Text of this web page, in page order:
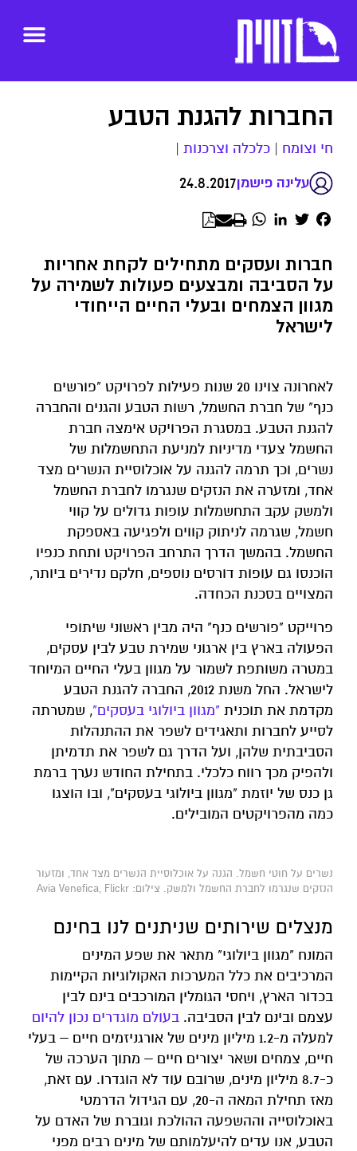
החברות להגנת הטבע
חי וצומח | כלכלה וצרכנות |
עלינה פישמן24.8.2017
Facebook
Twitter
LinkedIn
WhatsApp
חברות ועסקים מתחילים לקחת אחריות
על הסביבה ומבצעים פעולות לשמירה על
מגוון הצמחים ובעלי החיים הייחודי
לישראל
לאחרונה צוינו 20 שנות פעילות לפרויקט "פורשים
כנף" של חברת החשמל, רשות הטבע והגנים והחברה
להגנת הטבע. במסגרת הפרויקט אימצה חברת
החשמל צעדי מדיניות למניעת התחשמלות של
נשרים, וכך תרמה להגנה על אוכלוסיית הנשרים מצד
אחד, ומזערה את הנזקים שנגרמו לחברת החשמל
ולמשק עקב התחשמלות עופות גדולים על קווי
חשמל, שגרמה לניתוק קווים ולפגיעה באספקת
החשמל. בהמשך הדרך התרחב הפרויקט ותחת כנפיו
הוכנסו גם עופות דורסים נוספים, חלקם נדירים ביותר,
המצויים בסכנת הכחדה.
פרוייקט "פורשים כנף" היה מבין ראשוני שיתופי
הפעולה בארץ בין ארגוני שמירת טבע לבין עסקים,
במטרה משותפת לשמור על מגוון בעלי החיים המיוחד
לישראל. החל משנת 2012, החברה להגנת הטבע
מקדמת את תוכנית "מגוון ביולוגי בעסקים", שמטרתה
לסייע לחברות ותאגידים לשפר את ההתנהלות
הסביבתית שלהן, ועל הדרך גם לשפר את תדמיתן
ולהפיק מכך רווח כלכלי. בתחילת החודש נערך ברמת
גן כנס של יוזמת "מגוון ביולוגי בעסקים", ובו הוצגו
כמה מהפרויקטים המובילים.
נשרים על חוטי חשמל. הגנה על אוכלוסיית הנשרים מצד אחד, ומזעור
הנזקים שנגרמו לחברת החשמל ולמשק. צילום: Avia Venefica, Flickr
מנצלים שירותים שניתנים לנו בחינם
המונח "מגוון ביולוגי" מתאר את שפע המינים
המרכיבים את כלל המערכות האקולוגיות הקיימות
בכדור הארץ, ויחסי הגומלין המורכבים בינם לבין
עצמם ובינם לבין הסביבה. בעולם מוגדרים נכון להיום
למעלה מ-1.2 מיליון מינים של אורגניזמים חיים – בעלי
חיים, צמחים ושאר יצורים חיים – מתוך הערכה של
כ-8.7 מיליון מינים, שרובם עוד לא הוגדרו. עם זאת,
מאז תחילת המאה ה-20, עם הגידול הדרמטי
באוכלוסייה וההשפעה ההולכת וגוברת של האדם על
הטבע, אנו עדים להיעלמותם של מינים רבים מפני